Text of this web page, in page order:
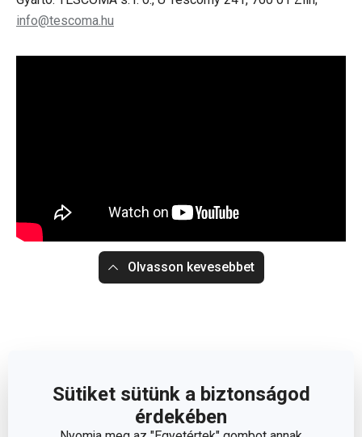
Sütiket sütünk a biztonságod
érdekében
info@tescoma.hu
Olvasson kevesebbet